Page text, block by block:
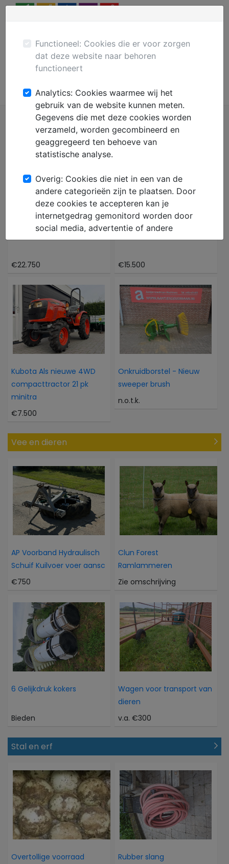
Plaats gratis advertentie
Mechanisatie
€22.750 €15.500
Kubota Als nieuwe 4WD
compacttractor 21 pk
minitra
€7.500
Onkruidborstel - Nieuw
sweeper brush
n.o.t.k.
Vee en dieren
AP Voorband Hydraulisch
Schuif Kuilvoer voer aansc
€750
Clun Forest
Ramlammeren
Zie omschrijving
6 Gelijkdruk kokers
Bieden
Wagen voor transport van
dieren
v.a. €300
Stal en erf
Overtollige voorraad
Rubber slang